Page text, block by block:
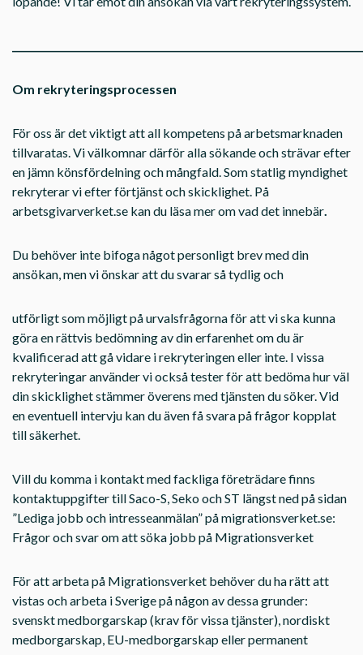
Om rekryteringsprocessen
För oss är det viktigt att all kompetens på arbetsmarknaden
tillvaratas. Vi välkomnar därför alla sökande och strävar efter
en jämn könsfördelning och mångfald. Som statlig myndighet
rekryterar vi efter förtjänst och skicklighet. På
arbetsgivarverket.se kan du läsa mer om vad det innebär.
Du behöver inte bifoga något personligt brev med din
ansökan, men vi önskar att du svarar så tydlig och
utförligt som möjligt på urvalsfrågorna för att vi ska kunna
göra en rättvis bedömning av din erfarenhet om du är
kvalificerad att gå vidare i rekryteringen eller inte. I vissa
rekryteringar använder vi också tester för att bedöma hur väl
din skicklighet stämmer överens med tjänsten du söker. Vid
en eventuell intervju kan du även få svara på frågor kopplat
till säkerhet.
Vill du komma i kontakt med fackliga företrädare finns
kontaktuppgifter till Saco-S, Seko och ST längst ned på sidan
”Lediga jobb och intresseanmälan” på migrationsverket.se:
Frågor och svar om att söka jobb på Migrationsverket
För att arbeta på Migrationsverket behöver du ha rätt att
vistas och arbeta i Sverige på någon av dessa grunder:
svenskt medborgarskap (krav för vissa tjänster), nordiskt
medborgarskap, EU-medborgarskap eller permanent